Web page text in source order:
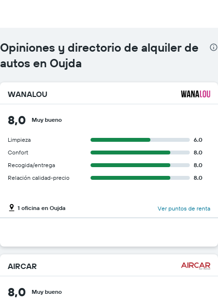
Opiniones y directorio de alquiler de
autos en Oujda
WANALOU
8,0 Muy bueno
Limpieza
6.0
Confort
8.0
Recogida/entrega
8.0
Relación calidad-precio
8.0
1 oficina en Oujda Ver puntos de renta
AIRCAR
8,0 Muy bueno